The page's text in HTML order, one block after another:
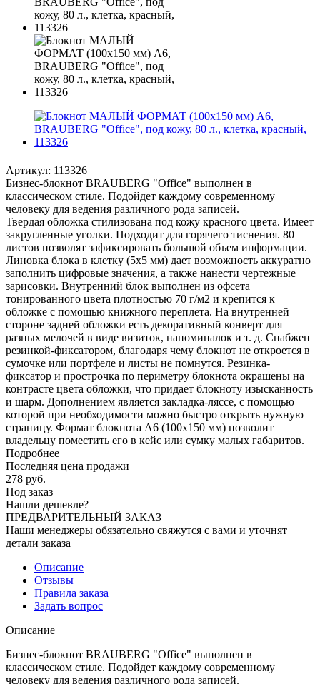
Артикул: 113326
Бизнес-блокнот BRAUBERG "Office" выполнен в
классическом стиле. Подойдет каждому современному
человеку для ведения различного рода записей.
Твердая обложка стилизована под кожу красного цвета. Имеет
закругленные уголки. Подходит для горячего тиснения. 80
листов позволят зафиксировать большой объем информации.
Линовка блока в клетку (5х5 мм) дает возможность аккуратно
заполнить цифровые значения, а также нанести чертежные
зарисовки. Внутренний блок выполнен из офсета
тонированного цвета плотностью 70 г/м2 и крепится к
обложке с помощью книжного переплета. На внутренней
стороне задней обложки есть декоративный конверт для
разных мелочей в виде визиток, напоминалок и т. д. Снабжен
резинкой-фиксатором, благодаря чему блокнот не откроется в
сумочке или портфеле и листы не помнутся. Резинка-
фиксатор и прострочка по периметру блокнота окрашены на
контрасте цвета обложки, что придает блокноту изысканность
и шарм. Дополнением является закладка-ляссе, с помощью
которой при необходимости можно быстро открыть нужную
страницу. Формат блокнота А6 (100х150 мм) позволит
владельцу поместить его в кейс или сумку малых габаритов.
Подробнее
Последняя цена продажи
278 руб.
Под заказ
Нашли дешевле?
ПРЕДВАРИТЕЛЬНЫЙ ЗАКАЗ
Наши менеджеры обязательно свяжутся с вами и уточнят
детали заказа
Описание
Отзывы
Правила заказа
Задать вопрос
Описание
Бизнес-блокнот BRAUBERG "Office" выполнен в
классическом стиле. Подойдет каждому современному
человеку для ведения различного рода записей.